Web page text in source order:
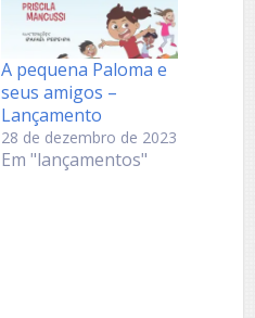
A pequena Paloma e
seus amigos –
Lançamento
28 de dezembro de 2023
Em "lançamentos"